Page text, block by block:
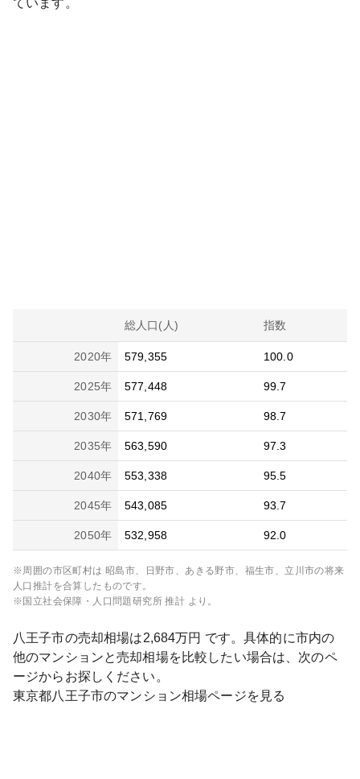
ています。
総人口(人) 指数
2020年 579,355 100.0
2025年 577,448 99.7
2030年 571,769 98.7
2035年 563,590 97.3
2040年 553,338 95.5
2045年 543,085 93.7
2050年 532,958 92.0
※周囲の市区町村は 昭島市、日野市、あきる野市、福生市、立川市の将来
人口推計を合算したものです。
※国立社会保障・人口問題研究所 推計 より。
八王子市の売却相場は2,684万円 です。具体的に市内の
他のマンションと売却相場を比較したい場合は、次のペ
ージからお探しください。
東京都八王子市のマンション相場ページを見る